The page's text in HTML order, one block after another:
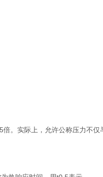
。实际上，允许公称压力不